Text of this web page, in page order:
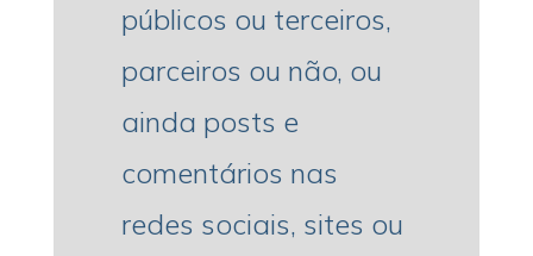
públicos ou terceiros,
parceiros ou não, ou
ainda posts e
comentários nas
redes sociais, sites ou